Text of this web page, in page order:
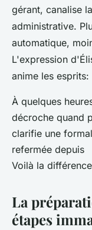
gérant, canalise
administrative.
automatique,
L'expression
anime les esprits:
À quelques
décroche quand
clarifie une
refermée depuis
Voilà la
La
étapes